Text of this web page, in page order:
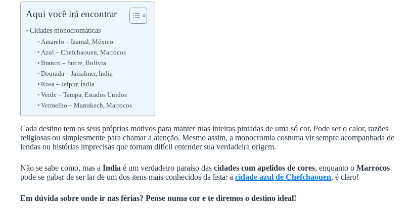
Aqui você irá encontrar
Cidades monocromáticas
Amarelo – Izamal, México
Azul – Chefchaouen, Marrocos
Branco – Sucre, Bolívia
Dourada – Jaisalmer, Índia
Rosa – Jaipur, Índia
Verde – Tampa, Estados Unidos
Vermelho – Marrakech, Marrocos
Cada destino tem os seus próprios motivos para manter ruas inteiras pintadas de uma só cor. Pode ser o calor, razões
religiosas ou simplesmente para chamar a atenção. Mesmo assim, a monocromia costuma vir sempre acompanhada de
lendas ou histórias imprecisas que tornam difícil entender sua verdadeira origem.
Não se sabe como, mas a Índia é um verdadeiro paraíso das cidades com apelidos de cores, enquanto o Marrocos
pode se gabar de ser lar de um dos itens mais conhecidos da lista: a cidade azul de Chefchaouen, é claro!
Em dúvida sobre onde ir nas férias? Pense numa cor e te diremos o destino ideal!